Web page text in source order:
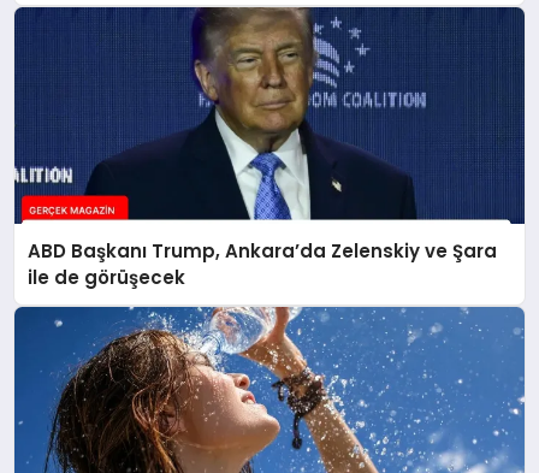
ABD Başkanı Trump, Ankara’da Zelenskiy ve Şara
ile de görüşecek